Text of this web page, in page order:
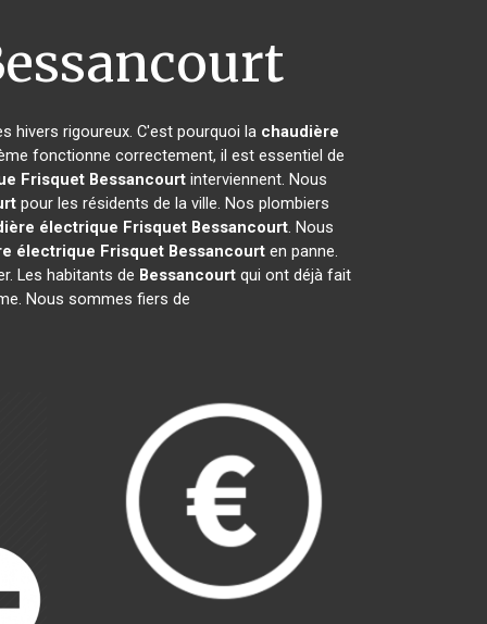
hivers rigoureux. C'est pourquoi la chaudière
fonctionne correctement, il est essentiel de
Frisquet Bessancourtinterviennent. Nous
pour les résidents de la ville. Nos plombiers
électrique Frisquet Bessancourt. Nous
électrique Frisquet Bessancourt en panne.
Les habitants de Bessancourtqui ont déjà fait
Nous sommes fiers de